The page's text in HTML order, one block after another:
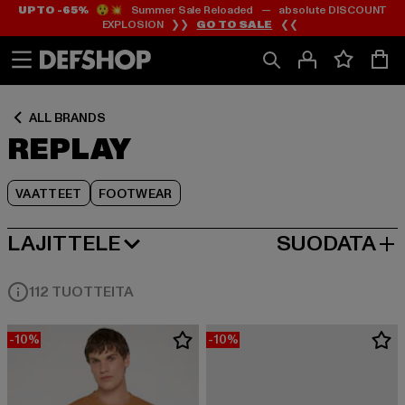
Siirry
Sisältö
Siirry
Footer
UP TO -65%😲💥 Summer Sale Reloaded — absolute DISCOUNT
EXPLOSION ❯❯ GO TO SALE ❮❮
ALL BRANDS
REPLAY
VAATTEET FOOTWEAR
Siirry
Tuoteruudukko
LAJITTELE
SUOSITUIMMAT SUODATA
112 TUOTTEITA
-10% -10%